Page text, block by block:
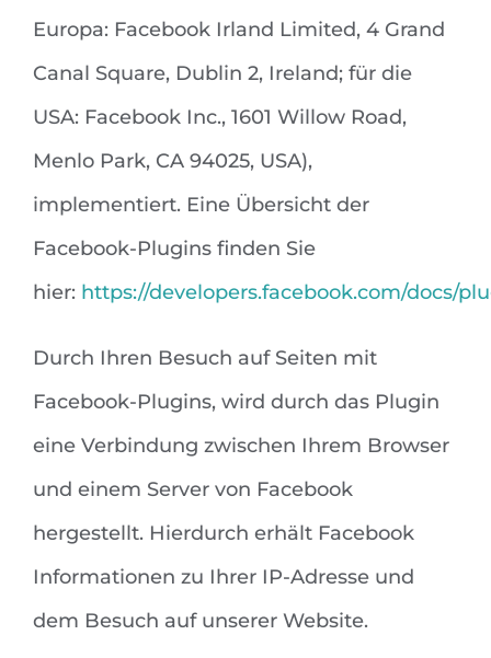
Europa: Facebook Irland Limited, 4 Grand
Canal Square, Dublin 2, Ireland; für die
USA: Facebook Inc., 1601 Willow Road,
Menlo Park, CA 94025, USA),
implementiert. Eine Übersicht der
Facebook-Plugins finden Sie
hier: https://developers.facebook.com/docs/
Durch Ihren Besuch auf Seiten mit
Facebook-Plugins, wird durch das Plugin
eine Verbindung zwischen Ihrem Browser
und einem Server von Facebook
hergestellt. Hierdurch erhält Facebook
Informationen zu Ihrer IP-Adresse und
dem Besuch auf unserer Website.